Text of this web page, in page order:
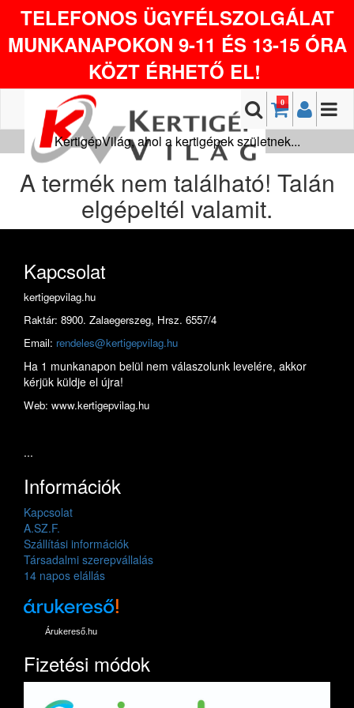
TELEFONOS ÜGYFÉLSZOLGÁLAT
MUNKANAPOKON 9-11 ÉS 13-15 ÓRA
KÖZT ÉRHETŐ EL!
0
KertigépVilág, ahol a kertigépek születnek...
A termék nem található! Talán
elgépeltél valamit.
Kapcsolat
kertigepvilag.hu
Raktár: 8900. Zalaegerszeg, Hrsz. 6557/4
Email: rendeles@kertigepvilag.hu
Ha 1 munkanapon belül nem válaszolunk levelére, akkor
kérjük küldje el újra!
Web: www.kertigepvilag.hu
...
Információk
Kapcsolat
A.SZ.F.
Szállítási információk
Társadalmi szerepvállalás
14 napos elállás
Árukereső.hu
Fizetési módok